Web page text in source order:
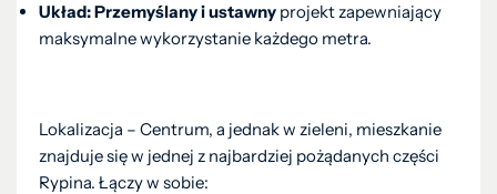
Układ: Przemyślany i ustawny projekt zapewniający
maksymalne wykorzystanie każdego metra.
Lokalizacja – Centrum, a jednak w zieleni, mieszkanie
znajduje się w jednej z najbardziej pożądanych części
Rypina. Łączy w sobie: